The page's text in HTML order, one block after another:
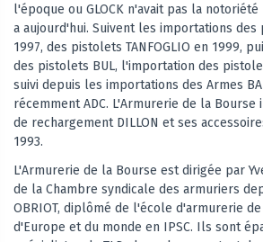
l'époque ou GLOCK n'avait pas la
a aujourd'hui. Suivent les importations des
1997, des pistolets TANFOGLIO en 1999,
des pistolets BUL, l'importation des
suivi depuis les importations des Armes
récemment ADC. L'Armurerie de la
de rechargement DILLON et ses
1993.
L'Armurerie de la Bourse est dirigée par
de la Chambre syndicale des armuriers
OBRIOT, diplômé de l'école d'armurerie
d'Europe et du monde en IPSC. Ils sont